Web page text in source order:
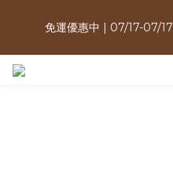
素牙膏・植泌系
免運優惠中 | 07/17-07/
週年慶限定｜購買指定商品3